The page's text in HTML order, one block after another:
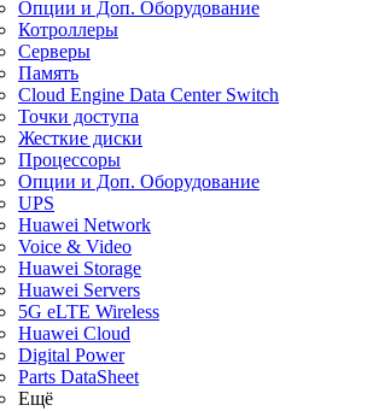
Опции и Доп. Оборудование
Котроллеры
Серверы
Память
Cloud Engine Data Center Switch
Точки доступа
Жесткие диски
Процессоры
Опции и Доп. Оборудование
UPS
Huawei Network
Voice & Video
Huawei Storage
Huawei Servers
5G eLTE Wireless
Huawei Cloud
Digital Power
Parts DataSheet
Ещё